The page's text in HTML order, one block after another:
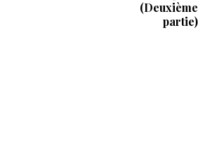
(Deuxième
partie)